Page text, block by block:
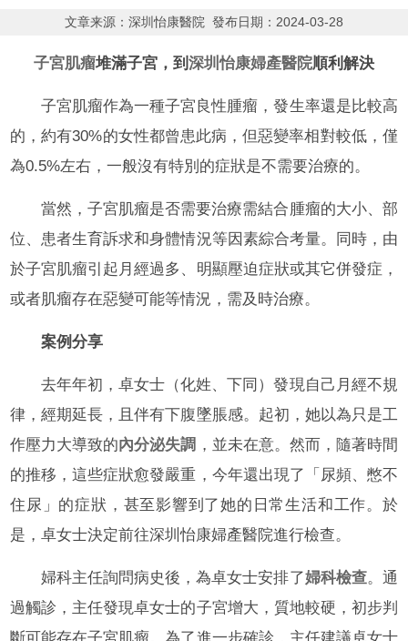
文章来源：深圳怡康醫院 發布日期：2024-03-28
子宮肌瘤堆滿子宮，到 深圳怡康婦產醫院順利解決
子宮肌瘤作為一種子宮良性腫瘤，發生率還是比較高
的，約有30%的女性都曾患此病，但惡變率相對較低，僅
為0.5%左右，一般沒有特別的症狀是不需要治療的。
當然，子宮肌瘤是否需要治療需結合腫瘤的大小、部
位、患者生育訴求和身體情況等因素綜合考量。同時，由
於子宮肌瘤引起月經過多、明顯壓迫症狀或其它併發症，
或者肌瘤存在惡變可能等情況，需及時治療。
案例分享
去年年初，卓女士（化姓、下同）發現自己月經不規
律，經期延長，且伴有下腹墜脹感。起初，她以為只是工
作壓力大導致的內分泌失調 ，並未在意。然而，隨著時間
的推移，這些症狀愈發嚴重，今年還出現了「尿頻、憋不
住尿」的症狀，甚至影響到了她的日常生活和工作。於
是，卓女士決定前往深圳怡康婦產醫院進行檢查。
婦科主任詢問病史後，為卓女士安排了婦科檢查。通
過觸診，主任發現卓女士的子宮增大，質地較硬，初步判